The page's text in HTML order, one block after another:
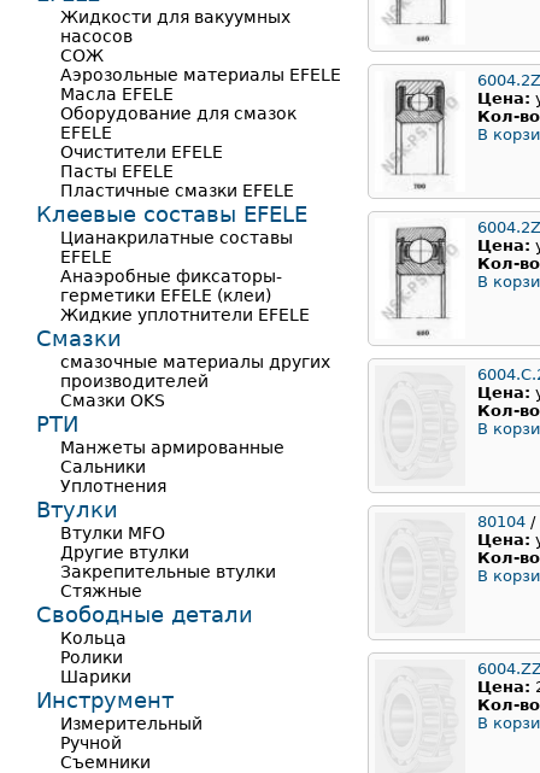
6004.2Z
Цена:
Кол-
В
Цена:
Кол-
В
Цена:
Кол-
В
80104 /
Цена:
Кол-
В
Цена:
Кол-
В
Жидкости для вакуумных
насосов
СОЖ
Аэрозольные материалы EFELE
Масла EFELE
Оборудование для смазок
EFELE
Очистители EFELE
Пасты EFELE
Пластичные смазки EFELE
Клеевые составы EFELE
Цианакрилатные составы
EFELE
Анаэробные фиксаторы-
герметики EFELE (клеи)
Жидкие уплотнители EFELE
Смазки
смазочные материалы других
производителей
Смазки OKS
РТИ
Манжеты армированные
Сальники
Уплотнения
Втулки
Втулки MFO
Другие втулки
Закрепительные втулки
Стяжные
Свободные детали
Кольца
Ролики
Шарики
Инструмент
Измерительный
Ручной
Съемники